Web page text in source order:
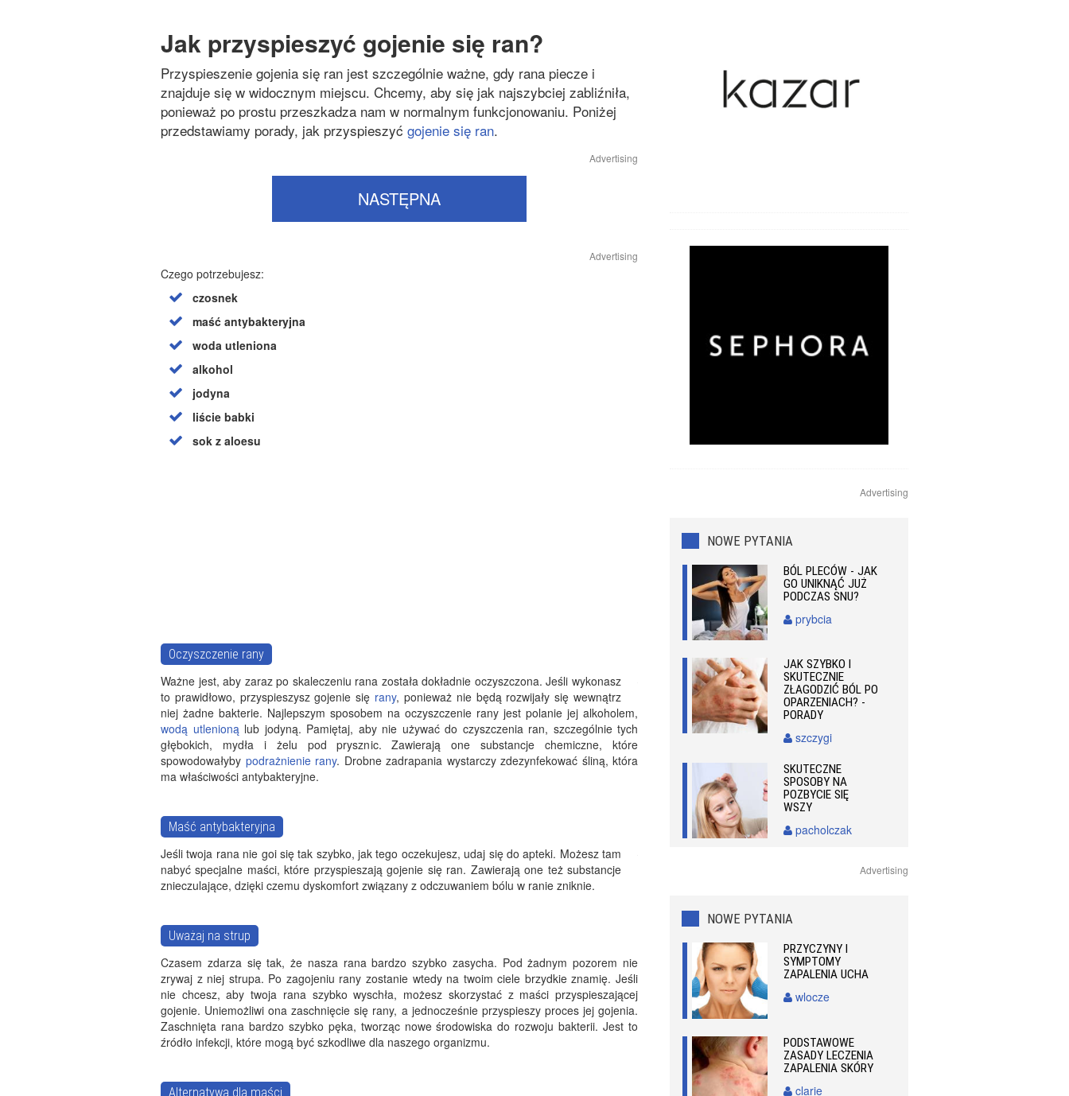
Jak przyspieszyć gojenie się ran?
Przyspieszenie gojenia się ran jest szczególnie ważne, gdy rana piecze i
znajduje się w widocznym miejscu. Chcemy, aby się jak najszybciej zabliźniła,
ponieważ po prostu przeszkadza nam w normalnym funkcjonowaniu. Poniżej
przedstawiamy porady, jak przyspieszyć gojenie się ran.
Advertising
NASTĘPNA
Advertising
Czego potrzebujesz:
czosnek
maść antybakteryjna
woda utleniona
alkohol
jodyna
liście babki
sok z aloesu
Oczyszczenie rany
Ważne jest, aby zaraz po skaleczeniu rana została dokładnie oczyszczona. Jeśli wykonasz
to prawidłowo, przyspieszysz gojenie się rany, ponieważ nie będą rozwijały się wewnątrz
niej żadne bakterie. Najlepszym sposobem na oczyszczenie rany jest polanie jej alkoholem,
wodą utlenionąlub jodyną. Pamiętaj, aby nie używać do czyszczenia ran, szczególnie tych
głębokich, mydła i żelu pod prysznic. Zawierają one substancje chemiczne, które
spowodowałyby podrażnienie rany. Drobne zadrapania wystarczy zdezynfekować śliną, która
ma właściwości antybakteryjne.
Maść antybakteryjna
Jeśli twoja rana nie goi się tak szybko, jak tego oczekujesz, udaj się do apteki. Możesz tam
nabyć specjalne maści, które przyspieszają gojenie się ran. Zawierają one też substancje
znieczulające, dzięki czemu dyskomfort związany z odczuwaniem bólu w ranie zniknie.
Uważaj na strup
Czasem zdarza się tak, że nasza rana bardzo szybko zasycha. Pod żadnym pozorem nie
zrywaj z niej strupa. Po zagojeniu rany zostanie wtedy na twoim ciele brzydkie znamię. Jeśli
nie chcesz, aby twoja rana szybko wyschła, możesz skorzystać z maści przyspieszającej
gojenie. Uniemożliwi ona zaschnięcie się rany, a jednocześnie przyspieszy proces jej gojenia.
Zaschnięta rana bardzo szybko pęka, tworząc nowe środowiska do rozwoju bakterii. Jest to
źródło infekcji, które mogą być szkodliwe dla naszego organizmu.
Alternatywa dla maści
Zaburzenia seksualne
Advertising
NOWE PYTANIA
BÓL PLECÓW - JAK
GO UNIKNĄĆ JUŻ
PODCZAS SNU?
prybcia
JAK SZYBKO I
SKUTECZNIE
ZŁAGODZIĆ BÓL PO
OPARZENIACH? -
PORADY
szczygi
SKUTECZNE
SPOSOBY NA
POZBYCIE SIĘ
WSZY
pacholczak
Advertising
NOWE PYTANIA
PRZYCZYNY I
SYMPTOMY
ZAPALENIA UCHA
wlocze
PODSTAWOWE
ZASADY LECZENIA
ZAPALENIA SKÓRY
clarie